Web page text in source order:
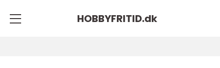
HOBBYFRITID.dk